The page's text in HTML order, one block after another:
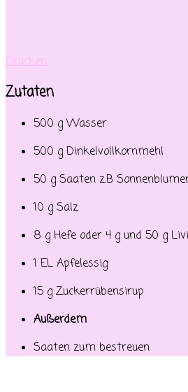
Drucken
Zutaten
500 g Wasser
500 g Dinkelvollkornmehl
50 g Saaten z.B
10 g Salz
8 g Hefe oder 4 g und 50 g
1 EL Apfelessig
15 g Zuckerrübensirup
Außerdem
Saaten zum bestreuen